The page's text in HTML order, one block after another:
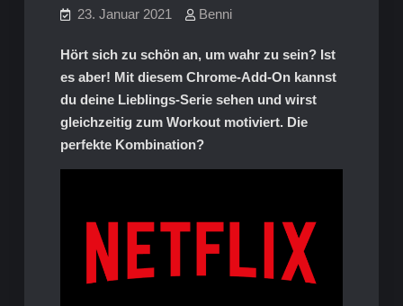
23. Januar 2021 Benni
Hört sich zu schön an, um wahr zu sein? Ist
es aber! Mit diesem Chrome-Add-On kannst
du deine Lieblings-Serie sehen und wirst
gleichzeitig zum Workout motiviert. Die
perfekte Kombination?